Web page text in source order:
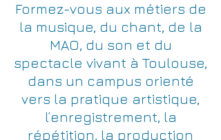
Formez-vous aux métiers de
la musique, du chant, de la
MAO, du son et du
spectacle vivant à Toulouse,
dans un campus orienté
vers la pratique artistique,
l’enregistrement, la
répétition, la production